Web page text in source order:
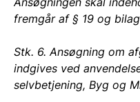
fremgår af § 19 og
Stk. 6. Ansøgning om
indgives ved
selvbetjening, Byg og